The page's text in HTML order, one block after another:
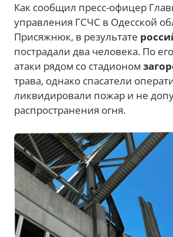
Как сообщил пресс-офицер
управления ГСЧС в Одесской
Присяжнюк, в результате
пострадали два человека. По
атаки рядом со стадионом
трава, однако спасатели
ликвидировали пожар и не
распространения огня.